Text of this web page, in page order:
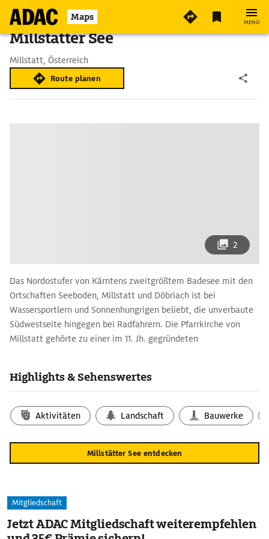
Maps MENÜ
Millstätter See
Millstatt, Österreich
Route planen
2
Das Nordostufer von Kärntens zweitgrößtem Badesee mit den
Ortschaften Seeboden, Millstatt und Döbriach ist bei
Wassersportlern und Sonnenhungrigen beliebt, die unverbaute
Südwestseite hingegen bei Radfahrern. Die Pfarrkirche von
Millstatt gehörte zu einer im 11. Jh. gegründeten
Zwiebelhauben auf. Das Weltgerichtsfresko von 1519 im Stil der
aber im 20. Jh. an die Südwand übertragen.
Das Stiftsmuseum zeigt Arbeiten der Mal-, Schreib- und
Bildhauerschule, die das Kloster im 12. und 13. Jh. berühmt
machte. Hier entstand die ›Millstätter Handschrift‹, ein
Highlights & Sehenswertes
Aktivitäten Landschaft Bauwerke
Millstätter See entdecken
Mitgliedschaft
Jetzt ADAC Mitgliedschaft weiterempfehlen